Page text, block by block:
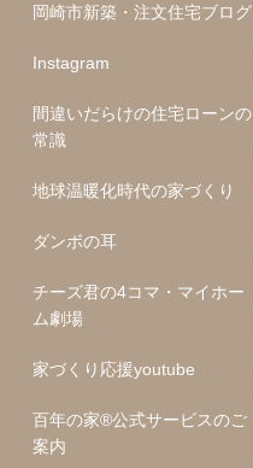
岡崎市新築・注文住宅ブログ
Instagram
間違いだらけの住宅ローンの
常識
地球温暖化時代の家づくり
ダンボの耳
チーズ君の4コマ・マイホー
ム劇場
家づくり応援youtube
百年の家®️公式サービスのご
案内